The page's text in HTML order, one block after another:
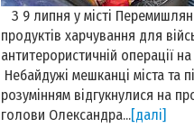
З 9 липня у місті
продуктів харчування для
антитерористичній операції
Небайдужі мешканці міста та
розумінням відгукнулися на
голови Олександра...[далі]